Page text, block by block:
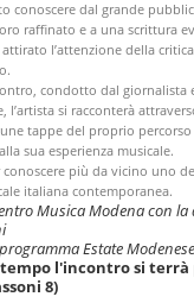
conoscere dal grande
raffinato e a una scrittura
l’attenzione della
condotto dal giornalista
l’artista si racconterà
tappe del proprio
sua esperienza musicale.
conoscere più da vicino uno
italiana contemporanea.
Musica Modena con
Estate
l'incontro si terrà
8)